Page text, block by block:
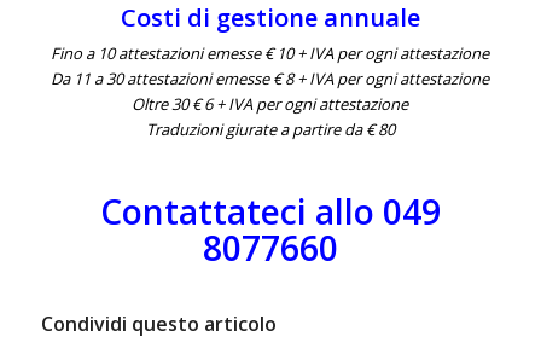
Costi di gestione annuale
Fino a 10 attestazioni emesse € 10 + IVA per ogni attestazione
Da 11 a 30 attestazioni emesse € 8 + IVA per ogni attestazione
Oltre 30 € 6 + IVA per ogni attestazione
Traduzioni giurate a partire da € 80
Contattateci allo 049
8077660
Condividi questo articolo